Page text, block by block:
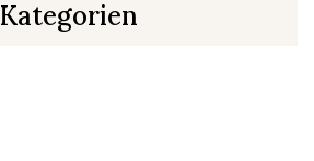
Kategorien